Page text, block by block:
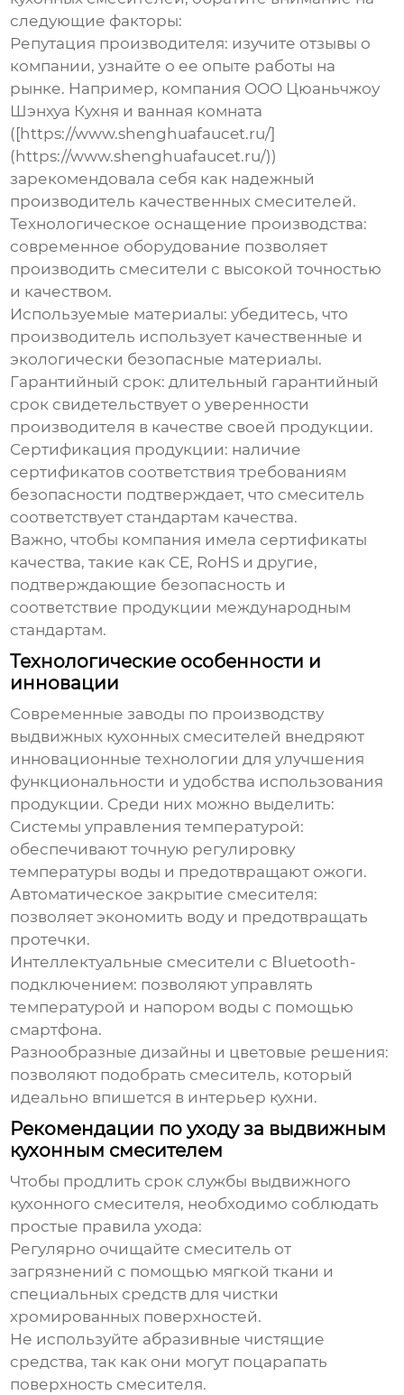
следующие факторы:
Репутация производителя: изучите отзывы о
компании, узнайте о ее опыте работы на
рынке. Например, компания ООО Цюаньчжоу
Шэнхуа Кухня и ванная комната
([https://www.shenghuafaucet.ru/]
(https://www.shenghuafaucet.ru/))
зарекомендовала себя как надежный
производитель качественных смесителей.
Технологическое оснащение производства:
современное оборудование позволяет
производить смесители с высокой точностью
и качеством.
Используемые материалы: убедитесь, что
производитель использует качественные и
экологически безопасные материалы.
Гарантийный срок: длительный гарантийный
срок свидетельствует о уверенности
производителя в качестве своей продукции.
Сертификация продукции: наличие
сертификатов соответствия требованиям
безопасности подтверждает, что смеситель
соответствует стандартам качества.
Важно, чтобы компания имела сертификаты
качества, такие как CE, RoHS и другие,
подтверждающие безопасность и
соответствие продукции международным
стандартам.
Технологические особенности и
инновации
Современныезаводы по производству
выдвижных кухонных смесителей внедряют
инновационные технологии для улучшения
функциональности и удобства использования
продукции. Среди них можно выделить:
Системы управления температурой:
обеспечивают точную регулировку
температуры воды и предотвращают ожоги.
Автоматическое закрытие смесителя:
позволяет экономить воду и предотвращать
протечки.
Интеллектуальные смесители с Bluetooth-
подключением: позволяют управлять
температурой и напором воды с помощью
смартфона.
Разнообразные дизайны и цветовые решения:
позволяют подобрать смеситель, который
идеально впишется в интерьер кухни.
Рекомендации по уходу за выдвижным
кухонным смесителем
Чтобы продлить срок службы выдвижного
кухонного смесителя, необходимо соблюдать
простые правила ухода:
Регулярно очищайте смеситель от
загрязнений с помощью мягкой ткани и
специальных средств для чистки
хромированных поверхностей.
Не используйте абразивные чистящие
средства, так как они могут поцарапать
поверхность смесителя.